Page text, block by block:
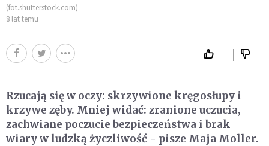
(fot.shutterstock.com)
8 lat temu
Rzucają się w oczy: skrzywione kręgosłupy i
krzywe zęby. Mniej widać: zranione uczucia,
zachwiane poczucie bezpieczeństwa i brak
wiary w ludzką życzliwość - pisze Maja Moller.